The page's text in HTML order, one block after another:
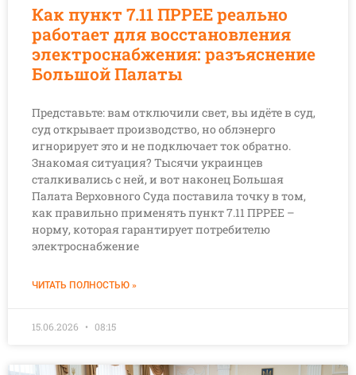
Как пункт 7.11 ПРРЕЕ реально
работает для восстановления
электроснабжения: разъяснение
Большой Палаты
Представьте: вам отключили свет, вы идёте в суд,
суд открывает производство, но облэнерго
игнорирует это и не подключает ток обратно.
Знакомая ситуация? Тысячи украинцев
сталкивались с ней, и вот наконец Большая
Палата Верховного Суда поставила точку в том,
как правильно применять пункт 7.11 ПРРЕЕ –
норму, которая гарантирует потребителю
электроснабжение
ЧИТАТЬ ПОЛНОСТЬЮ »
15.06.2026 08:15